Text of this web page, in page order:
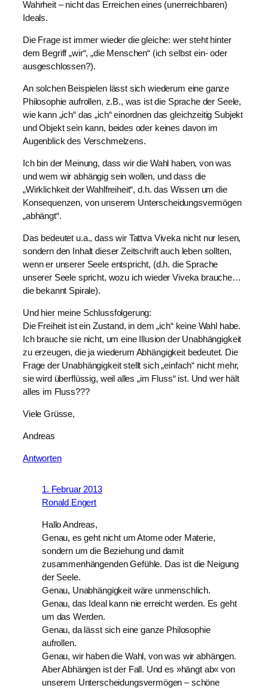
Wahrheit – nicht das Erreichen eines (unerreichbaren)
Ideals.
Die Frage ist immer wieder die gleiche: wer steht hinter
dem Begriff „wir“, „die Menschen“ (ich selbst ein- oder
ausgeschlossen?).
An solchen Beispielen lässt sich wiederum eine ganze
Philosophie aufrollen, z.B., was ist die Sprache der Seele,
wie kann „ich“ das „ich“ einordnen das gleichzeitig Subjekt
und Objekt sein kann, beides oder keines davon im
Augenblick des Verschmelzens.
Ich bin der Meinung, dass wir die Wahl haben, von was
und wem wir abhängig sein wollen, und dass die
„Wirklichkeit der Wahlfreiheit“, d.h. das Wissen um die
Konsequenzen, von unserem Unterscheidungsvermögen
„abhängt“.
Das bedeutet u.a., dass wir Tattva Viveka nicht nur lesen,
sondern den Inhalt dieser Zeitschrift auch leben sollten,
wenn er unserer Seele entspricht, (d.h. die Sprache
unserer Seele spricht, wozu ich wieder Viveka brauche…
die bekannt Spirale).
Und hier meine Schlussfolgerung:
Die Freiheit ist ein Zustand, in dem „ich“ keine Wahl habe.
Ich brauche sie nicht, um eine Illusion der Unabhängigkeit
zu erzeugen, die ja wiederum Abhängigkeit bedeutet. Die
Frage der Unabhängigkeit stellt sich „einfach“ nicht mehr,
sie wird überflüssig, weil alles „im Fluss“ ist. Und wer hält
alles im Fluss???
Viele Grüsse,
Andreas
Antworten
1. Februar 2013
Ronald Engert
Hallo Andreas,
Genau, es geht nicht um Atome oder Materie,
sondern um die Beziehung und damit
zusammenhängenden Gefühle. Das ist die Neigung
der Seele.
Genau, Unabhängigkeit wäre unmenschlich.
Genau, das Ideal kann nie erreicht werden. Es geht
um das Werden.
Genau, da lässt sich eine ganze Philosophie
aufrollen.
Genau, wir haben die Wahl, von was wir abhängen.
Aber Abhängen ist der Fall. Und es »hängt ab« von
unserem Unterscheidungsvermögen – schöne